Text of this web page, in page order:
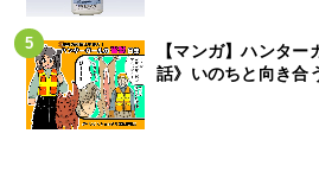
【マンガ】ハンタ
話》いのちと向き合